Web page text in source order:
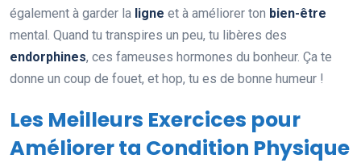
également à garder la ligne et à améliorer ton bien-être
mental. Quand tu transpires un peu, tu libères des
endorphines, ces fameuses hormones du bonheur. Ça te
donne un coup de fouet, et hop, tu es de bonne humeur !
Les Meilleurs Exercices pour
Améliorer ta Condition Physique